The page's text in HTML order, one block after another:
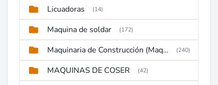
Licuadoras (14)
Maquina de soldar (172)
Maquinaria de Construcción (Maquinaria Pesada) (240)
MAQUINAS DE COSER (42)